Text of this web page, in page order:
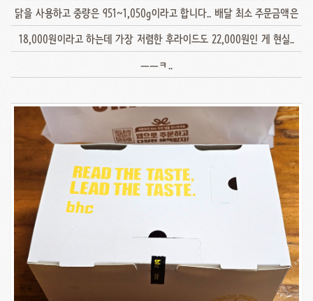
닭을 사용하고 중량은 951~1,050g이라고 합니다.. 배달 최소 주문금액은
18,000원이라고 하는데 가장 저렴한 후라이드도 22,000원인 게 현실..
ㅡㅡㅋ..